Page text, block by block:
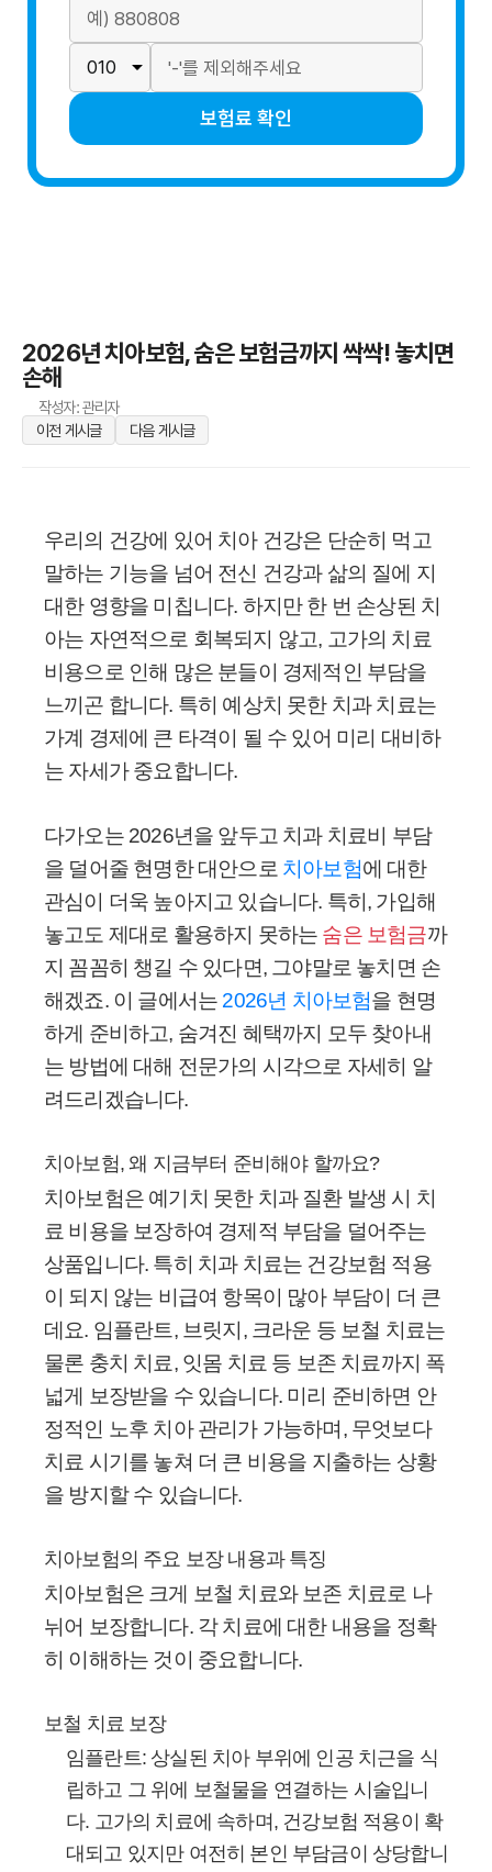
보험료 확인
2026년 치아보험, 숨은 보험금까지 싹싹! 놓치면
손해
작성자: 관리자
이전 게시글
다음 게시글
우리의 건강에 있어 치아 건강은 단순히 먹고
말하는 기능을 넘어 전신 건강과 삶의 질에 지
대한 영향을 미칩니다. 하지만 한 번 손상된 치
아는 자연적으로 회복되지 않고, 고가의 치료
비용으로 인해 많은 분들이 경제적인 부담을
느끼곤 합니다. 특히 예상치 못한 치과 치료는
가계 경제에 큰 타격이 될 수 있어 미리 대비하
는 자세가 중요합니다.
다가오는 2026년을 앞두고 치과 치료비 부담
을 덜어줄 현명한 대안으로 치아보험에 대한
관심이 더욱 높아지고 있습니다. 특히, 가입해
놓고도 제대로 활용하지 못하는 숨은 보험금까
지 꼼꼼히 챙길 수 있다면, 그야말로 놓치면 손
해겠죠. 이 글에서는 2026년 치아보험을 현명
하게 준비하고, 숨겨진 혜택까지 모두 찾아내
는 방법에 대해 전문가의 시각으로 자세히 알
려드리겠습니다.
치아보험, 왜 지금부터 준비해야 할까요?
치아보험은 예기치 못한 치과 질환 발생 시 치
료 비용을 보장하여 경제적 부담을 덜어주는
상품입니다. 특히 치과 치료는 건강보험 적용
이 되지 않는 비급여 항목이 많아 부담이 더 큰
데요. 임플란트, 브릿지, 크라운 등 보철 치료는
물론 충치 치료, 잇몸 치료 등 보존 치료까지 폭
넓게 보장받을 수 있습니다. 미리 준비하면 안
정적인 노후 치아 관리가 가능하며, 무엇보다
치료 시기를 놓쳐 더 큰 비용을 지출하는 상황
을 방지할 수 있습니다.
치아보험의 주요 보장 내용과 특징
치아보험은 크게 보철 치료와 보존 치료로 나
뉘어 보장합니다. 각 치료에 대한 내용을 정확
히 이해하는 것이 중요합니다.
보철 치료 보장
임플란트: 상실된 치아 부위에 인공 치근을 식
립하고 그 위에 보철물을 연결하는 시술입니
다. 고가의 치료에 속하며, 건강보험 적용이 확
대되고 있지만 여전히 본인 부담금이 상당합니